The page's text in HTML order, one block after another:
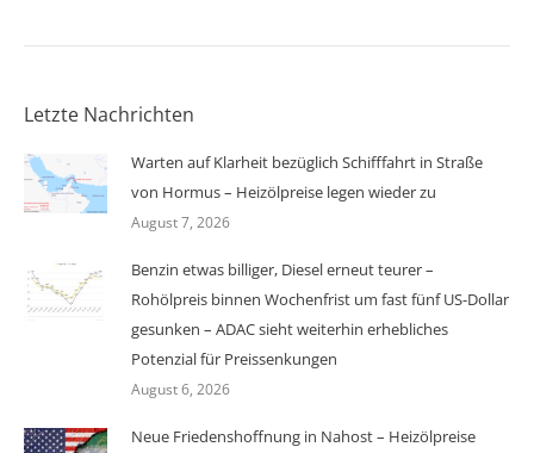
Letzte Nachrichten
Warten auf Klarheit bezüglich Schifffahrt in Straße
von Hormus – Heizölpreise legen wieder zu
August 7, 2026
Benzin etwas billiger, Diesel erneut teurer –
Rohölpreis binnen Wochenfrist um fast fünf US-Dollar
gesunken – ADAC sieht weiterhin erhebliches
Potenzial für Preissenkungen
August 6, 2026
Neue Friedenshoffnung in Nahost – Heizölpreise